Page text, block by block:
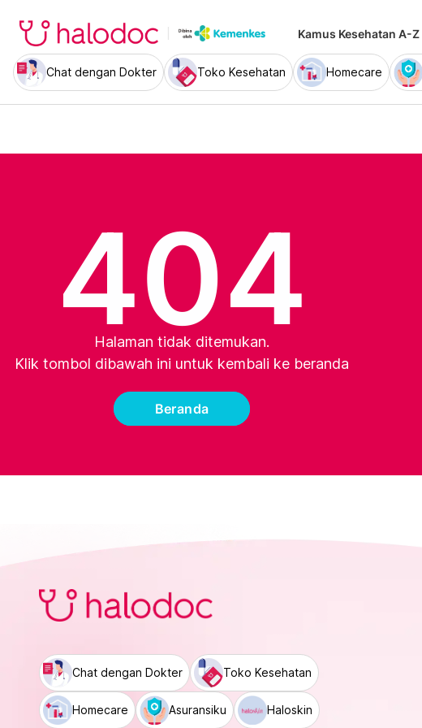
Kamus Kesehatan A-Z
Chat dengan Dokter Toko Kesehatan Homecare
404
Halaman tidak ditemukan.
Klik tombol dibawah ini untuk kembali ke beranda
Beranda
Chat dengan Dokter Toko Kesehatan
Homecare Asuransiku Haloskin